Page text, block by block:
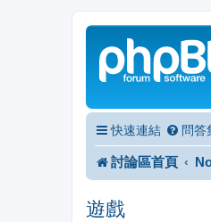
快速連結 問答
討論區首頁
遊戲